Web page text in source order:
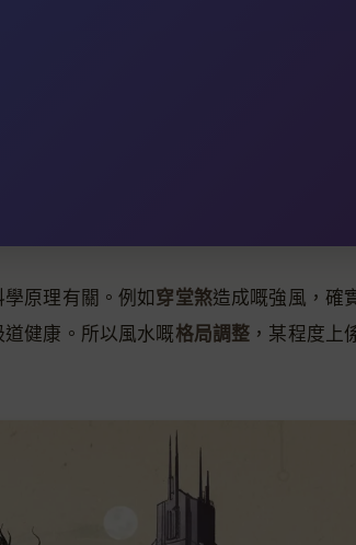
原理有關。例如穿堂煞造成嘅強風，確
健康。所以風水嘅格局調整 ，某程度上